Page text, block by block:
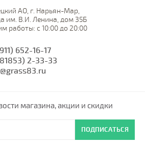
АО, г. Нарьян-Мар,
им. В.И. Ленина, дом 35Б
работы: с 10:00 до 20:00
652-16-17
2-33-33
магазина, акции и скидки
ПОДПИСАТЬСЯ